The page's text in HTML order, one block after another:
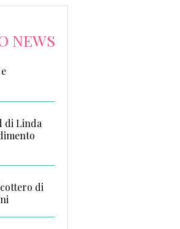
NEWS
di Linda
di